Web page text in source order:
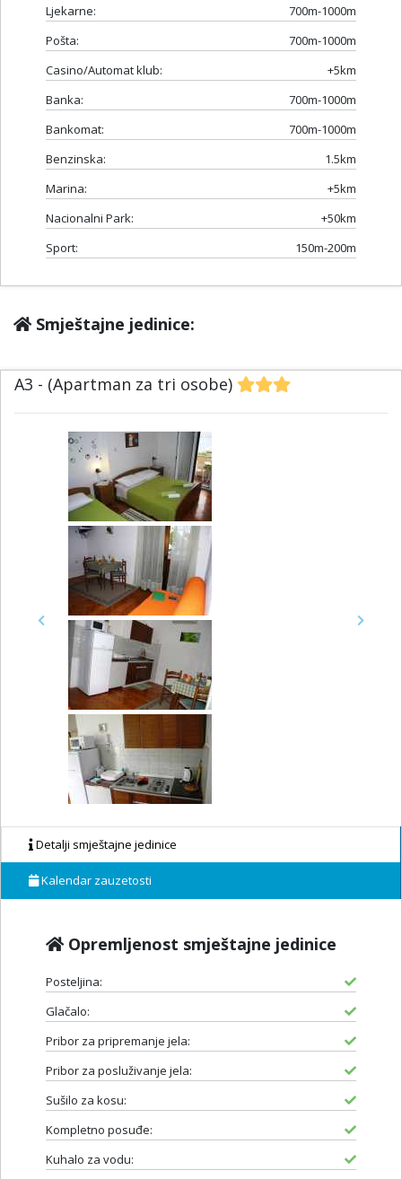
Ljekarne:
700m-1000m
Pošta:
700m-1000m
Casino/Automat klub:
+5km
Banka:
700m-1000m
Bankomat:
700m-1000m
Benzinska:
1.5km
Marina:
+5km
Nacionalni Park:
+50km
Sport:
150m-200m
Smještajne jedinice:
A3 - (Apartman za tri osobe)
Previous Next
Detalji smještajne jedinice
Kalendar zauzetosti
Opremljenost smještajne jedinice
Posteljina:
Glačalo:
Pribor za pripremanje jela:
Pribor za posluživanje jela:
Sušilo za kosu:
Kompletno posuđe:
Kuhalo za vodu: